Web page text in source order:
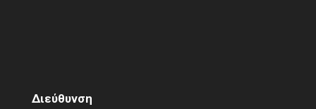
Διεύθυνση